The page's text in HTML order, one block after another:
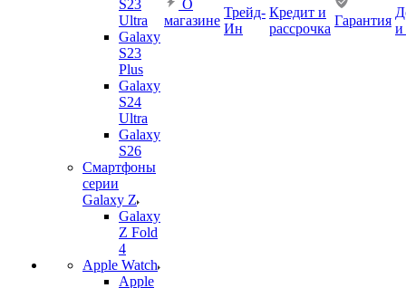
S23
Ultra
Galaxy
S23
Plus
Galaxy
S24
Ultra
Galaxy
S26
Смартфоны
серии
Galaxy Z
Galaxy
Z Fold
4
Apple Watch
Apple
О
магазине
Трейд-
Ин
Кредит и
рассрочка
Гарантия
и